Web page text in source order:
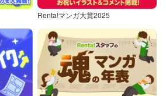
Renta!マンガ大賞2025